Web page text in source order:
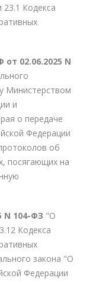
23.1 Кодекса
02.06.2025 N
Министерством
и
о передаче
Федерации
об
посягающих на
N 104-ФЗ "О
Кодекса
закона "О
Федерации